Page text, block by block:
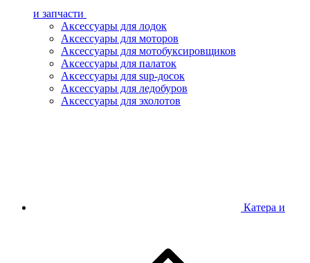
и запчасти
Аксессуары для лодок
Аксессуары для моторов
Аксессуары для мотобуксировщиков
Аксессуары для палаток
Аксессуары для sup-досок
Аксессуары для ледобуров
Аксессуары для эхолотов
Катера и